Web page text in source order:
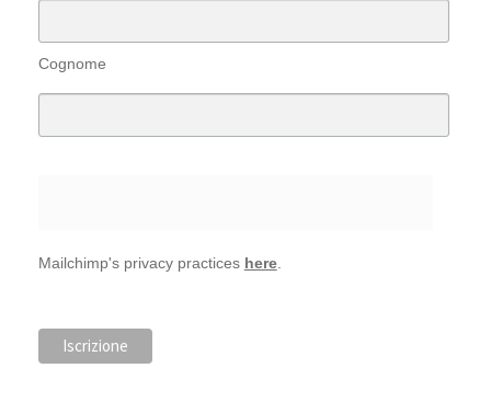
Cognome
Mailchimp's privacy practices here.